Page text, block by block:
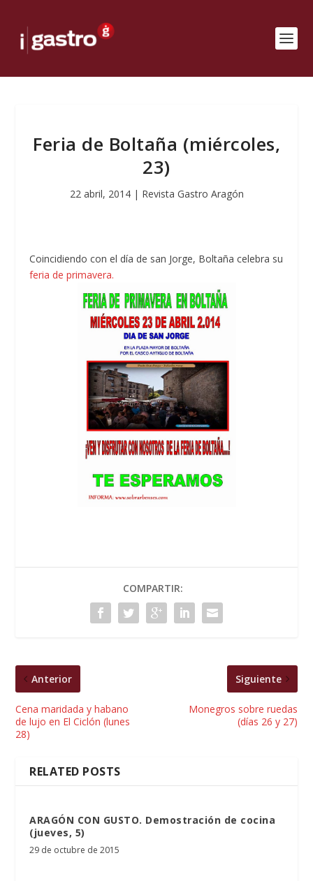
Feria de Boltaña (miércoles,
23)
22 abril, 2014| Revista Gastro Aragón
Coincidiendo con el día de san Jorge, Boltaña celebra su
feria de primavera.
COMPARTIR:
Anterior
Cena maridada y habano
de lujo en El Ciclón (lunes
28)
Siguiente
Monegros sobre ruedas
(días 26 y 27)
RELATED POSTS
ARAGÓN CON GUSTO. Demostración de cocina
(jueves, 5)
29 de octubre de 2015